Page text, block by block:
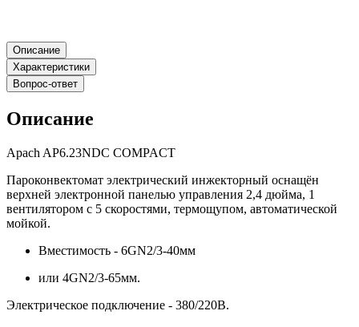
Описание
Характеристики
Вопрос-ответ
Описание
Apach AP6.23NDC COMPACT
Пароконвектомат электрический инжекторный оснащён
верхней электронной панелью управления 2,4 дюйма, 1
вентилятором с 5 скоростями, термощупом, автоматической
мойкой.
Вместимость - 6GN2/3-40мм
или 4GN2/3-65мм.
Электрическое подключение - 380/220В.